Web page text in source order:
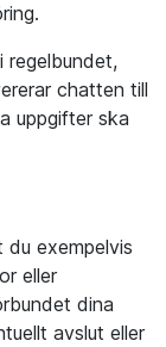
regelbundet,
chatten till
uppgifter ska
exempelvis
eller
dina
avslut eller